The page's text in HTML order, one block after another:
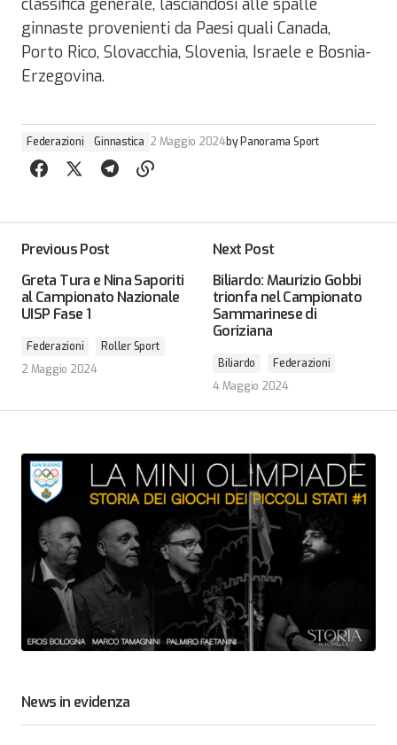
ginnaste provenienti da Paesi quali Canada,
Porto Rico, Slovacchia, Slovenia, Israele e Bosnia-
Erzegovina.
Federazioni Ginnastica 2 Maggio 2024byPanorama Sport
Previous Post
Greta Tura e Nina Saporiti
al Campionato Nazionale
UISP Fase 1
Federazioni
Roller Sport
2 Maggio 2024
Next Post
Biliardo: Maurizio Gobbi
trionfa nel Campionato
Sammarinese di
Goriziana
Biliardo
Federazioni
4 Maggio 2024
News in evidenza